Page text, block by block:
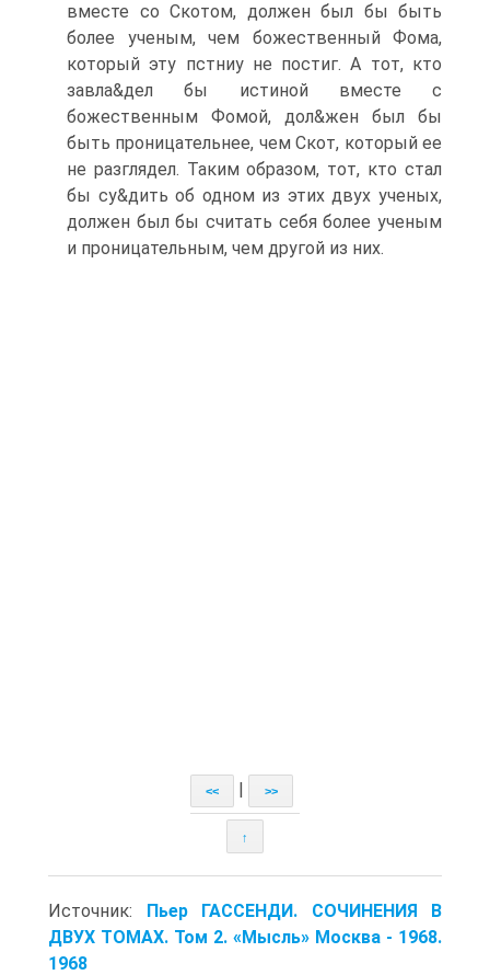
вместе со Скотом, должен был бы быть
более ученым, чем божественный Фома,
который эту пстниу не постиг. А тот, кто
завла&дел бы истиной вместе с
божественным Фомой, дол&жен был бы
быть проницательнее, чем Скот, который ее
не разглядел. Таким образом, тот, кто стал
бы су&дить об одном из этих двух ученых,
должен был бы считать себя более ученым
и проницательным, чем другой из них.
<< >>
↑
Источник: Пьер ГАССЕНДИ. СОЧИНЕНИЯ В
ДВУХ ТОМАХ. Том 2. «Мысль» Москва - 1968.
1968